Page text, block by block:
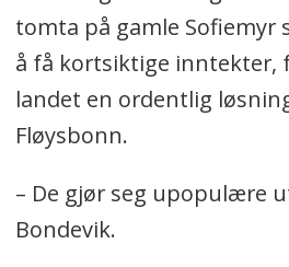
tomta på gamle Sofiemyr
å få kortsiktige inntekter,
landet en ordentlig
Fløysbonn.
– De gjør seg upopulære
Bondevik.